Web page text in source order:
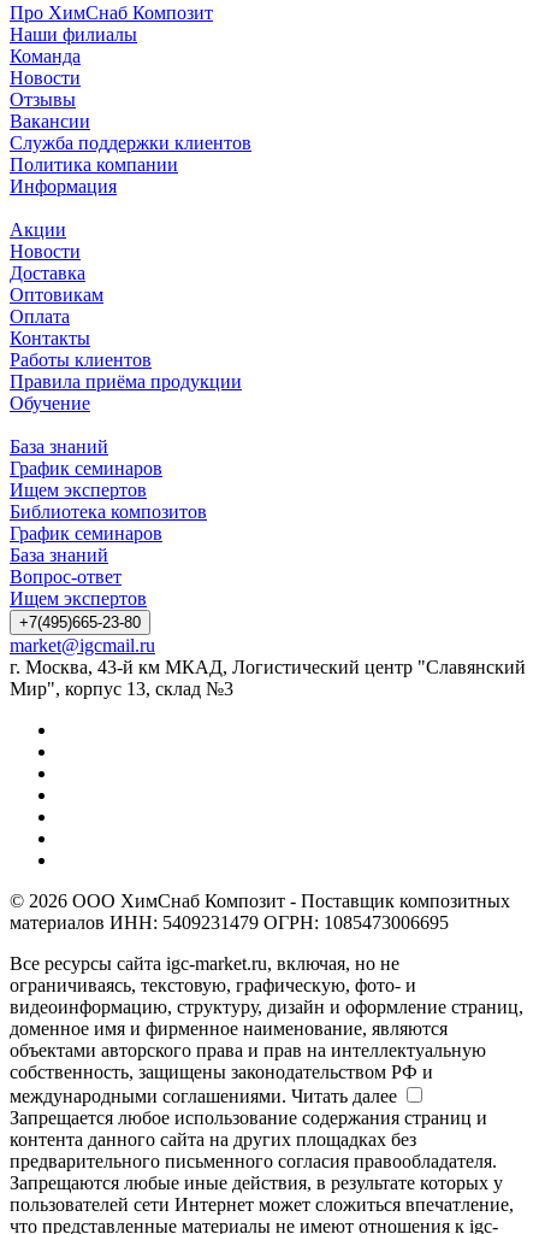
Про ХимСнаб Композит
Наши филиалы
Команда
Новости
Отзывы
Вакансии
Служба поддержки клиентов
Политика компании
Информация
Акции
Новости
Доставка
Оптовикам
Оплата
Контакты
Работы клиентов
Правила приёма продукции
Обучение
База знаний
График семинаров
Ищем экспертов
Библиотека композитов
График семинаров
База знаний
Вопрос-ответ
Ищем экспертов
+7(495)665-23-80
market@igcmail.ru
г. Москва, 43-й км МКАД, Логистический центр "Славянский
Мир", корпус 13, склад №3
© 2026 ООО ХимСнаб Композит - Поставщик композитных
материалов ИНН: 5409231479 ОГРН: 1085473006695
Все ресурсы сайта igc-market.ru, включая, но не
ограничиваясь, текстовую, графическую, фото- и
видеоинформацию, структуру, дизайн и оформление страниц,
доменное имя и фирменное наименование, являются
объектами авторского права и прав на интеллектуальную
собственность, защищены законодательством РФ и
международными соглашениями. Читать далее
Запрещается любое использование содержания страниц и
контента данного сайта на других площадках без
предварительного письменного согласия правообладателя.
Запрещаются любые иные действия, в результате которых у
пользователей сети Интернет может сложиться впечатление,
что представленные материалы не имеют отношения к igc-